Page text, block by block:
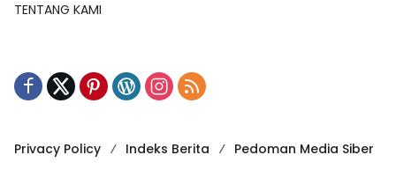
TENTANG KAMI
Privacy Policy Indeks Berita Pedoman Media Siber